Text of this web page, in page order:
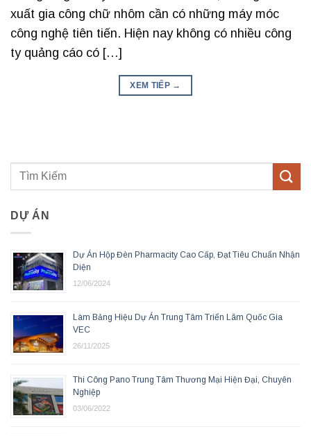
xuất gia công chữ nhôm cần có những máy móc
công nghệ tiên tiến. Hiện nay không có nhiều công
ty quảng cáo có […]
XEM TIẾP →
DỰ ÁN
Dự Án Hộp Đèn Pharmacity Cao Cấp, Đạt Tiêu Chuẩn Nhận
Diện
12/06/2024
Làm Bảng Hiệu Dự Án Trung Tâm Triển Lãm Quốc Gia
VEC
26/11/2025
Thi Công Pano Trung Tâm Thương Mại Hiện Đại, Chuyên
Nghiệp
03/06/2022